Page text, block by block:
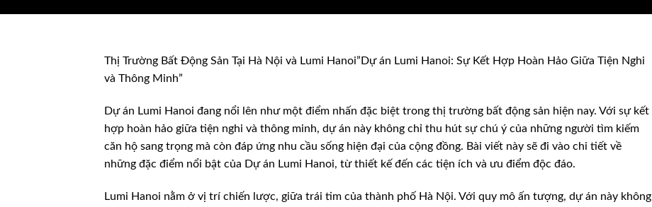
Thị Trường Bất Động Sản Tại Hà Nội và Lumi Hanoi”Dự án Lumi Hanoi: Sự Kết Hợp Hoàn Hảo Giữa Tiện Nghi
và Thông Minh”
Dự án Lumi Hanoi đang nổi lên như một điểm nhấn đặc biệt trong thị trường bất động sản hiện nay. Với sự kết
hợp hoàn hảo giữa tiện nghi và thông minh, dự án này không chỉ thu hút sự chú ý của những người tìm kiếm
căn hộ sang trọng mà còn đáp ứng nhu cầu sống hiện đại của cộng đồng. Bài viết này sẽ đi vào chi tiết về
những đặc điểm nổi bật của Dự án Lumi Hanoi, từ thiết kế đến các tiện ích và ưu điểm độc đáo.
Lumi Hanoi nằm ở vị trí chiến lược, giữa trái tim của thành phố Hà Nội. Với quy mô ấn tượng, dự án này không